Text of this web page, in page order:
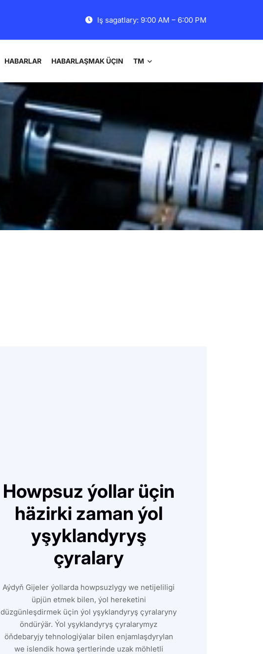
Iş sagatlary: 9:00 AM – 6:00 PM
HABARLAR HABARLAŞMAK ÜÇIN TM
Howpsuz ýollar üçin
häzirki zaman ýol
yşyklandyryş
çyralary
Aýdyň Gijeler ýollarda howpsuzlygy we netijeliligi
üpjün etmek bilen, ýol hereketini
düzgünleşdirmek üçin ýol yşyklandyryş çyralaryny
öndürýär. Ýol yşyklandyryş çyralarymyz
öňdebaryjy tehnologiýalar bilen enjamlaşdyrylan
we islendik howa şertlerinde uzak möhletli